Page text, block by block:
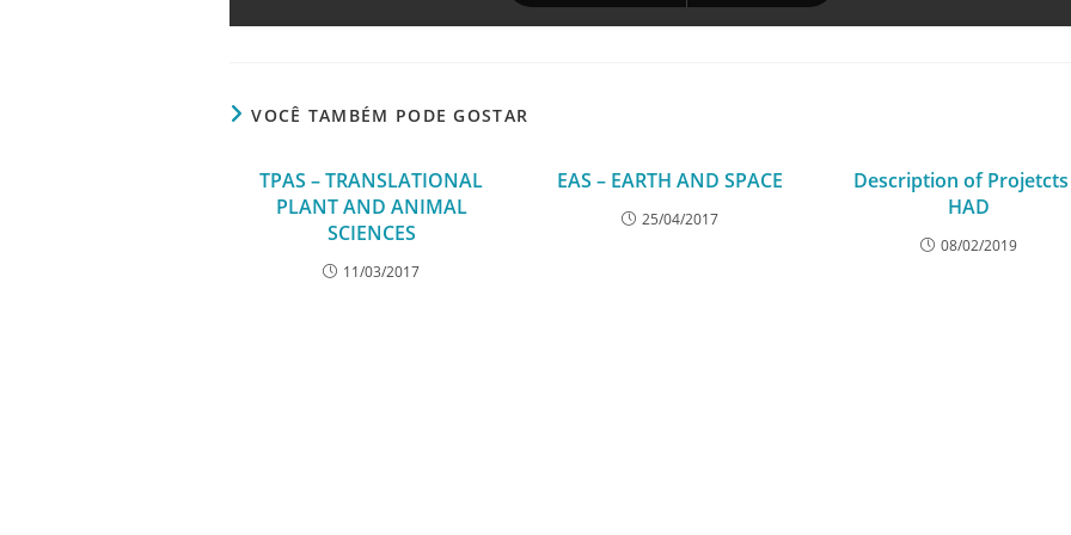
VOCÊ TAMBÉM PODE GOSTAR
TPAS – TRANSLATIONAL
PLANT AND ANIMAL
SCIENCES
11/03/2017
EAS – EARTH AND SPACE
25/04/2017
Description of Projetcts
HAD
08/02/2019